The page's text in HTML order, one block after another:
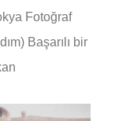
Fotoğraf
Başarılı bir